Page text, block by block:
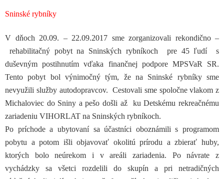
Sninské rybníky
V dňoch 20.09. – 22.09.2017 sme zorganizovali rekondično –
rehabilitačný pobyt na Sninských rybníkoch pre 45 ľudí s
duševným postihnutím vďaka finančnej podpore MPSVaR SR.
Tento pobyt bol výnimočný tým, že na Sninské rybníky sme
nevyužili služby autodopravcov. Cestovali sme spoločne vlakom z
Michaloviec do Sniny a pešo došli až ku Detskému rekreačnému
zariadeniu VIHORLAT na Sninských rybníkoch.
Po príchode a ubytovaní sa účastníci oboznámili s programom
pobytu a potom išli objavovať okolitú prírodu a zbierať huby,
ktorých bolo neúrekom i v areáli zariadenia. Po návrate z
vychádzky sa všetci rozdelili do skupín a pri netradičných